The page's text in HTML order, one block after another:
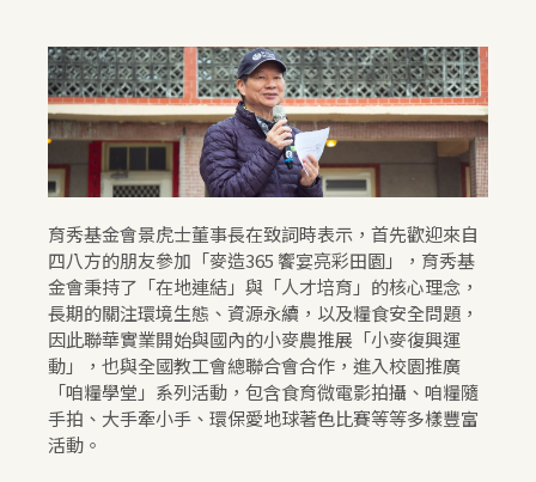
育秀基金會景虎士董事長在致詞時表示，首先歡迎來自
四八方的朋友參加「麥造365 饗宴亮彩田園」，育秀基
金會秉持了「在地連結」與「人才培育」的核心理念，
長期的關注環境生態、資源永續，以及糧食安全問題，
因此聯華實業開始與國內的小麥農推展「小麥復興運
動」，也與全國教工會總聯合會合作，進入校園推廣
「咱糧學堂」系列活動，包含食育微電影拍攝、咱糧隨
手拍、大手牽小手、環保愛地球著色比賽等等多樣豐富
活動。